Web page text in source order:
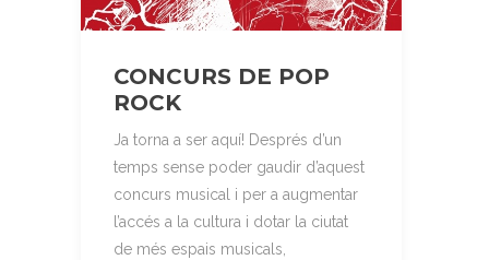
CONCURS DE POP
ROCK
Ja torna a ser aquí! Després d’un
temps sense poder gaudir d’aquest
concurs musical i per a augmentar
l’accés a la cultura i dotar la ciutat
de més espais musicals,